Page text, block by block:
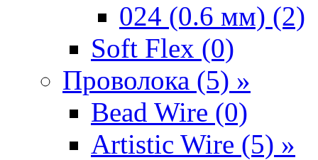
024 (0.6 мм) (2)
Soft Flex (0)
Проволока (5) »
Bead Wire (0)
Artistic Wire (5) »